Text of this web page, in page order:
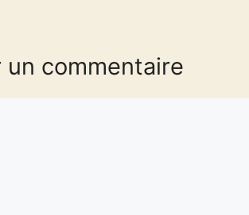
un commentaire